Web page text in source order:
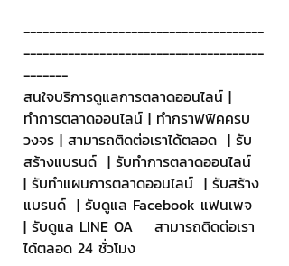
--------------------------------------
--------------------------------------
-------
สนใจบริการดูแลการตลาดออนไลน์ |
ทำการตลาดออนไลน์ | ทำกราฟฟิคครบ
วงจร | สามารถติดต่อเราได้ตลอด  | รับ
สร้างแบรนด์  | รับทำการตลาดออนไลน์
| รับทำแผนการตลาดออนไลน์  | รับสร้าง
แบรนด์  | รับดูแล Facebook แฟนเพจ
| รับดูแล LINE OA    สามารถติดต่อเรา
ได้ตลอด 24 ชั่วโมง